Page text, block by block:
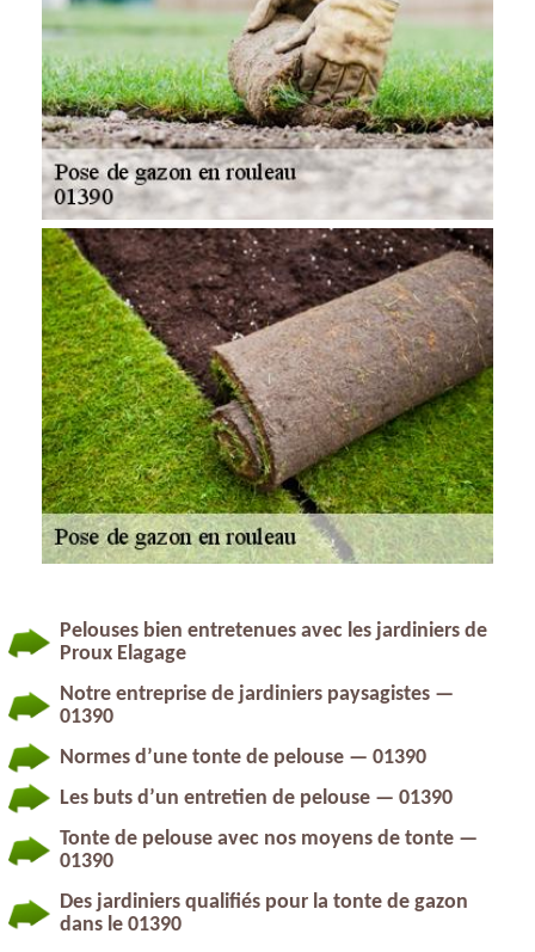
Pelouses bien entretenues avec les jardiniers de
Proux Elagage
Notre entreprise de jardiniers paysagistes —
01390
Normes d’une tonte de pelouse — 01390
Les buts d’un entretien de pelouse — 01390
Tonte de pelouse avec nos moyens de tonte —
01390
Des jardiniers qualifiés pour la tonte de gazon
dans le 01390